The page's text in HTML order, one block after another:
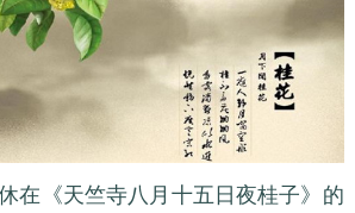
在《天竺寺八月十五日夜桂子》的